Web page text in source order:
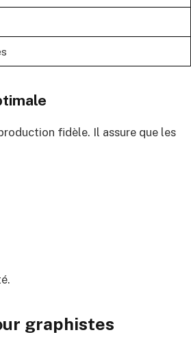
fidèle. Il assure que les
graphistes